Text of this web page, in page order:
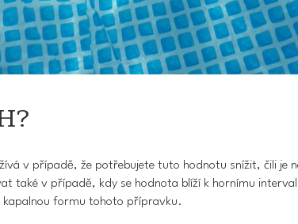
v případě, že potřebujete tuto hodnotu snížit, čili je
také v případě, kdy se hodnota blíží k hornímu
kapalnou formu tohoto přípravku.